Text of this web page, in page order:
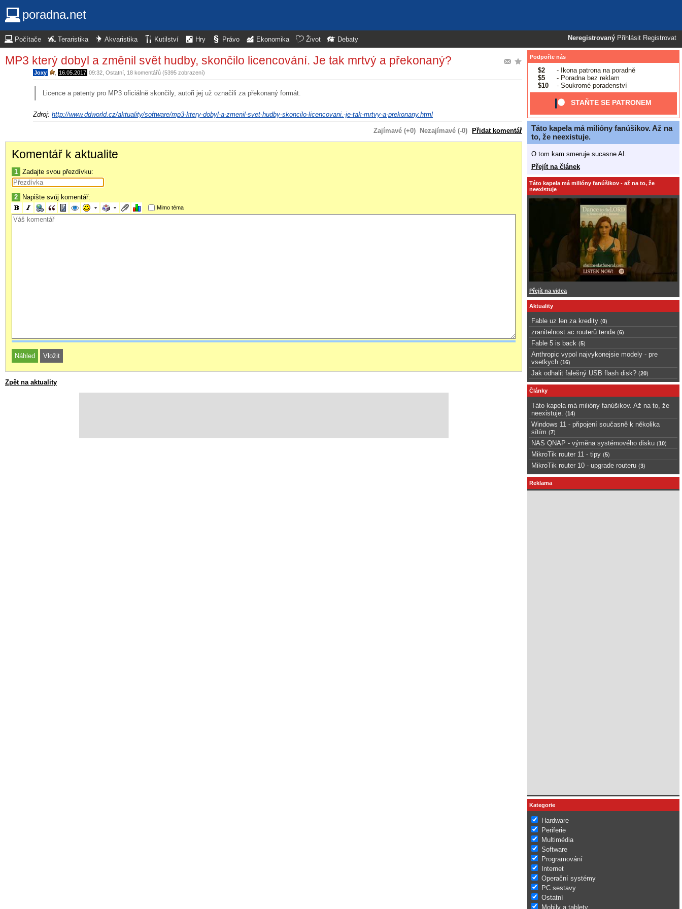
poradna.net
Neregistrovaný Přihlásit Registrovat
Počítače Teraristika Akvaristika Kutilství Hry Právo Ekonomika Život Debaty
MP3 který dobyl a změnil svět hudby, skončilo licencování. Je tak mrtvý a překonaný?
Joxy 16.05.2017 09:32 Ostatní , 18 komentářů (5395 zobrazení)
Licence a patenty pro MP3 oficiálně skončily, autoři jej už označili za překonaný formát.
Zdroj: http://www.ddworld.cz/aktuality/software/mp3-ktery-dobyl-a-zmenil-svet-hudby-skoncilo-licencovani.-je-tak-mrtvy-a-prekonany.html
Zajímavé (+0) Nezajímavé (-0) Přidat komentář
Komentář k aktualite
1 Zadajte svou přezdívku:
2 Napište svůj komentář:
Mimo téma
Zpět na aktuality
Podpořte nás
$2
- Ikona patrona na poradně
$5
- Poradna bez reklam
$10
- Soukromé poradenství
STAŇTE SE PATRONEM
Táto kapela má milióny fanúšikov. Až na
to, že neexistuje.
O tom kam smeruje sucasne AI.
Přejít na článek
Táto kapela má milióny fanúšikov - až na to, že
neexistuje
Přejít na videa
Aktuality
Fable uz len za kredity (0)
zranitelnost ac routerů tenda (6)
Fable 5 is back (5)
Anthropic vypol najvykonejsie modely - pre
vsetkych (16)
Jak odhalit falešný USB flash disk? (20)
Články
Táto kapela má milióny fanúšikov. Až na to, že
neexistuje.
(14)
Windows 11 - připojení současně k několika
sítím (7)
NAS QNAP - výměna systémového disku (10)
MikroTik router 11 - tipy (5)
MikroTik router 10 - upgrade routeru (3)
Reklama
Kategorie
Hardware
Periferie
Multimédia
Software
Programování
Internet
Operační systémy
PC sestavy
Ostatní
Mobily a tablety